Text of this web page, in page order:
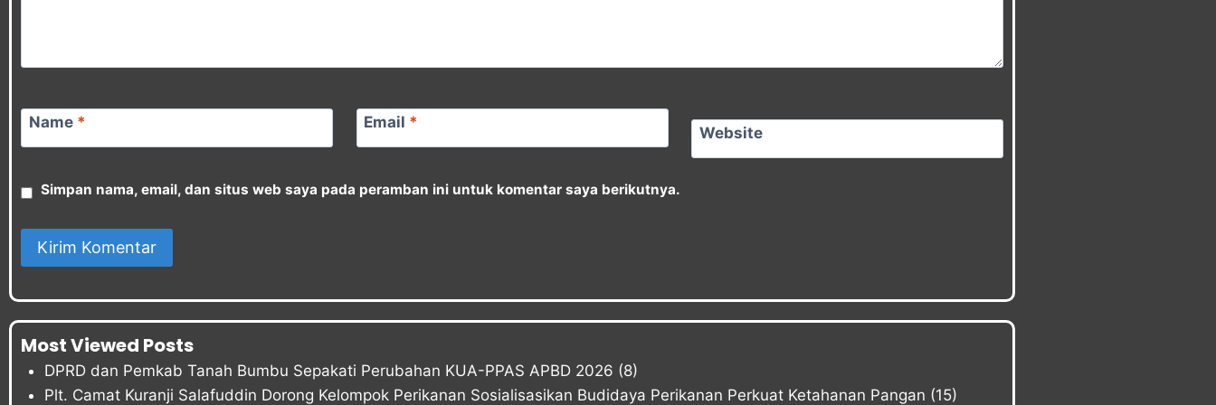
Name * Email *
Website
Simpan nama, email, dan situs web saya pada peramban ini untuk komentar saya berikutnya.
Most Viewed Posts
DPRD dan Pemkab Tanah Bumbu Sepakati Perubahan KUA-PPAS APBD 2026 (8)
Plt. Camat Kuranji Salafuddin Dorong Kelompok Perikanan Sosialisasikan Budidaya Perikanan Perkuat Ketahanan Pangan (15)